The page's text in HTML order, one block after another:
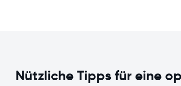
Nützliche Tipps für eine